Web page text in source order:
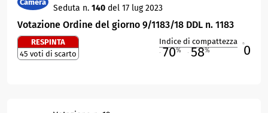
Camera
Seduta n. 140 del 17 lug 2023
Votazione Ordine del giorno 9/1183/18 DDL n. 1183
RESPINTA
45 voti di scarto
Indice di compattezza
70% 58% 0